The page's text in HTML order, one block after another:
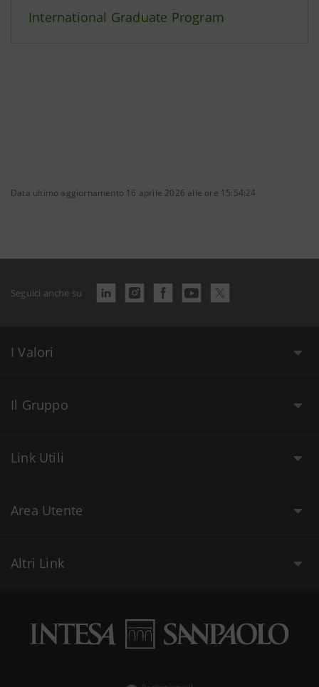
International Graduate Program
Data ultimo aggiornamento 16 aprile 2026 alle ore 15:54:24
Seguici anche su
I Valori
Il Gruppo
Link Utili
Area Utente
Altri Link